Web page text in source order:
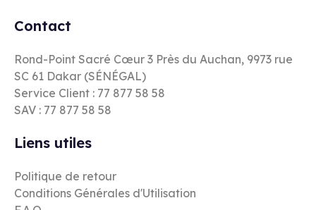
Contact
Rond-Point Sacré Cœur 3 Près du Auchan, 9973 rue
SC 61 Dakar (SÉNÉGAL)
Service Client : 77 877 58 58
SAV : 77 877 58 58
Liens utiles
Politique de retour
Conditions Générales d'Utilisation